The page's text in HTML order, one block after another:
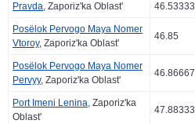
Pravda, Zaporiz'ka Oblast' 46.53333
Posëlok Pervogo Maya Nomer
Vtoroy, Zaporiz'ka Oblast'
46.85
Posëlok Pervogo Maya Nomer
Pervyy, Zaporiz'ka Oblast'
46.86667
Port Imeni Lenina, Zaporiz'ka
Oblast'
47.88333